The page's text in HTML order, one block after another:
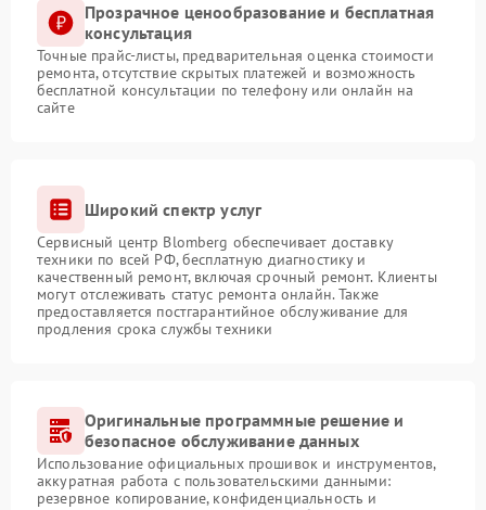
Прозрачное ценообразование и бесплатная
консультация
Точные прайс-листы, предварительная оценка стоимости
ремонта, отсутствие скрытых платежей и возможность
бесплатной консультации по телефону или онлайн на
сайте
Широкий спектр услуг
Сервисный центр Blomberg обеспечивает доставку
техники по всей РФ, бесплатную диагностику и
качественный ремонт, включая срочный ремонт. Клиенты
могут отслеживать статус ремонта онлайн. Также
предоставляется постгарантийное обслуживание для
продления срока службы техники
Оригинальные программные решение и
безопасное обслуживание данных
Использование официальных прошивок и инструментов,
аккуратная работа с пользовательскими данными:
резервное копирование, конфиденциальность и